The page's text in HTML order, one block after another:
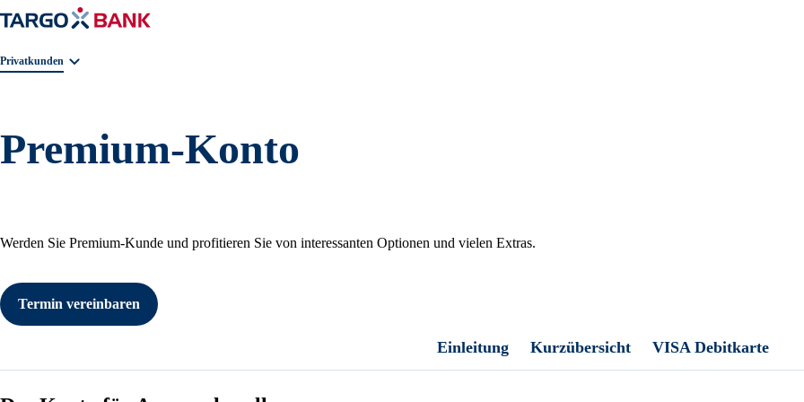
Geschäftsbereichnavigation. Aktuelle Auswahl:
Privatkunden
Premium-Konto
Werden Sie Premium-Kunde und profitieren Sie von interessanten Optionen und vielen Extras.
Termin vereinbaren
Einleitung Kurzübersicht VISA Debitkarte